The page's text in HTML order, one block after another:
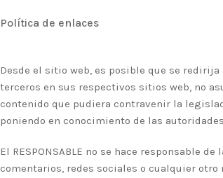
Política de enlaces
Desde el sitio web, es posible que se
terceros en sus respectivos sitios web, no
contenido que pudiera contravenir la
poniendo en conocimiento de las
El RESPONSABLE no se hace responsable
comentarios, redes sociales o cualquier otro